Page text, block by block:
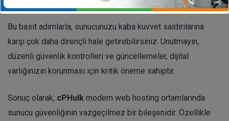
Bu basit adımlarla, sunucunuzu kaba kuvvet saldırılarına
karşı çok daha dirençli hale getirebilirsiniz. Unutmayın,
düzenli güvenlik kontrolleri ve güncellemeler, dijital
varlığınızın korunması için kritik öneme sahiptir.
Sonuç olarak, cPHulk modern web hosting ortamlarında
sunucu güvenliğinin vazgeçilmez bir bileşenidir. Özellikle